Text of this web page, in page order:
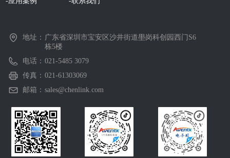
地址： 广东省深圳市宝安区沙井街道壆岗科创园西门S6
栋5楼
电话： 021-5485 3079
传真： 021-61303069
邮箱： sales@chenlink.com